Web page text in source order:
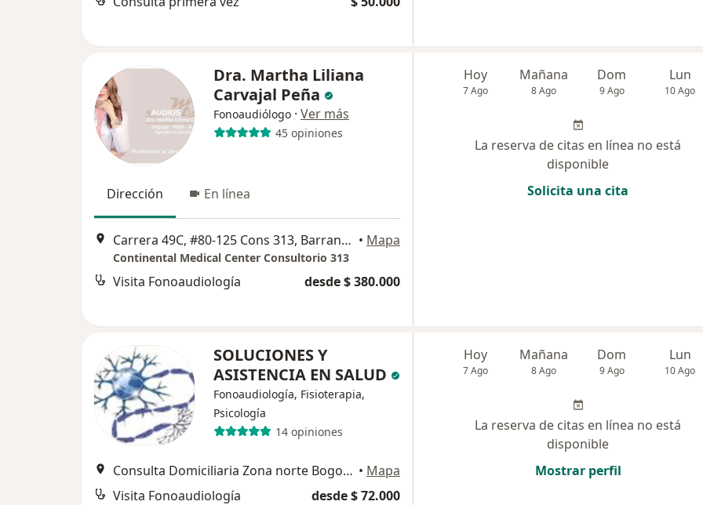
Dra. Martha Liliana
Carvajal Peña
Fonoaudiólogo · Ver más
45 opiniones
Dirección En línea
Carrera 49C, #80-125 Cons 313, Barranquilla • Mapa
Continental Medical Center Consultorio 313
Visita Fonoaudiología desde $ 380.000
Hoy
7 Ago
Mañana
8 Ago
Dom
9 Ago
Lun
10 Ago
La reserva de citas en línea no está
disponible
Solicita una cita
SOLUCIONES Y
ASISTENCIA EN SALUD
Fonoaudiología, Fisioterapia,
Psicología
14 opiniones
Consulta Domiciliaria Zona norte Bogota, Bogotá • Mapa
Visita Fonoaudiología
desde $ 72.000
Hoy
7 Ago
Mañana
8 Ago
Dom
9 Ago
Lun
10 Ago
La reserva de citas en línea no está
disponible
Mostrar perfil